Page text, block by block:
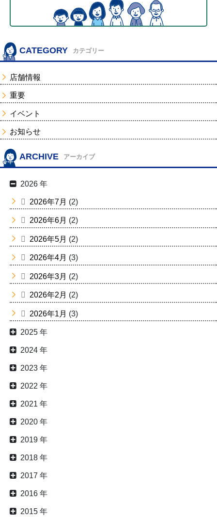
CATEGORY カテゴリー
店舗情報
重要
イベント
お知らせ
ARCHIVE アーカイブ
2026 年
2026年7月 (2)
2026年6月 (2)
2026年5月 (2)
2026年4月 (3)
2026年3月 (2)
2026年2月 (2)
2026年1月 (3)
2025 年
2024 年
2023 年
2022 年
2021 年
2020 年
2019 年
2018 年
2017 年
2016 年
2015 年